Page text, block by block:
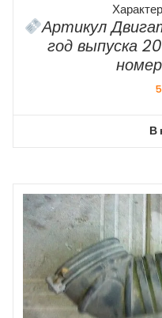
Артикул
год выпуска
В